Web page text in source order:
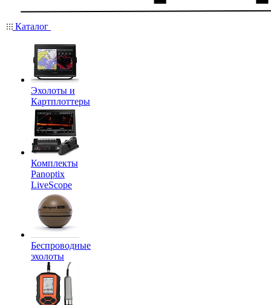
Каталог
Эхолоты и
Картплоттеры
Комплекты
Panoptix
LiveScope
Беспроводные
эхолоты